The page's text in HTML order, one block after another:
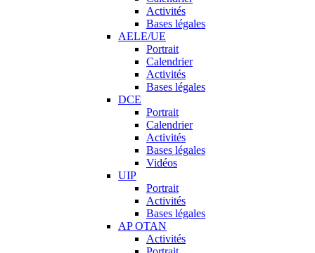
Activités
Bases légales
AELE/UE
Portrait
Calendrier
Activités
Bases légales
DCE
Portrait
Calendrier
Activités
Bases légales
Vidéos
UIP
Portrait
Activités
Bases légales
AP OTAN
Activités